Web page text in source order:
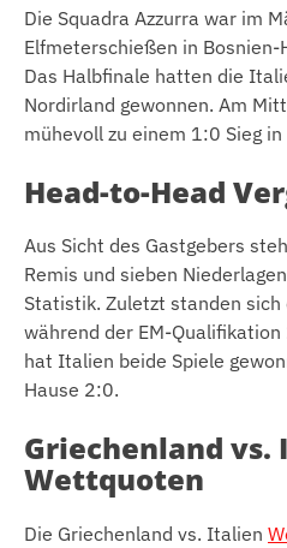
Die Squadra Azzurra war im
Elfmeterschießen in
Das Halbfinale hatten die
Nordirland gewonnen. Am
mühevoll zu einem 1:0 Sieg
Head-to-Head
Aus Sicht des Gastgebers
Remis und sieben
Statistik. Zuletzt standen sich
während der EM-
hat Italien beide Spiele
Hause 2:0.
Griechenland vs.
Wettquoten
Die Griechenland vs. Italien